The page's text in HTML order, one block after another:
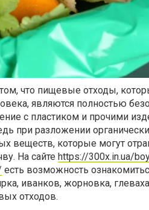
что пищевые отходы,
являются полностью
с пластиком и прочими
при разложении
веществ, которые могут
На сайте https://300x.in.ua/
есть возможность
иванков, жорновка,
отходов.